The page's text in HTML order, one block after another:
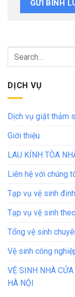
DỊCH VỤ
Dịch vụ giặt thảm
Giới thiệu
LAU KÍNH TÒA
Liên hệ với chúng
Tạp vụ vệ sinh
Tạp vụ vệ sinh
Tổng vệ sinh
Vệ sinh công
VỆ SINH NHÀ CỬA
HÀ NỘI